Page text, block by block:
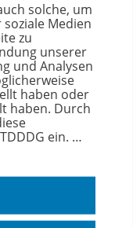
OD100207000131
solche, um
Medien
zu
unserer
und Analysen
haben oder
haben. Durch
ein. …